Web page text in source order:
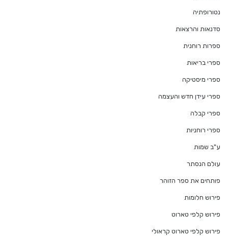
נטורופתיה
סדנאות והרצאות
ספרות רוחנית
ספרי בריאות
ספרי מיסטיקה
ספרי עידן חדש והעצמה
ספרי קבלה
ספרי רוחניות
ע"ב שמות
עולם הנסתר
פותחים את ספר הזוהר
פירוש חלומות
פירוש קלפי טארוט
פירוש קלפי טארוט קראולי